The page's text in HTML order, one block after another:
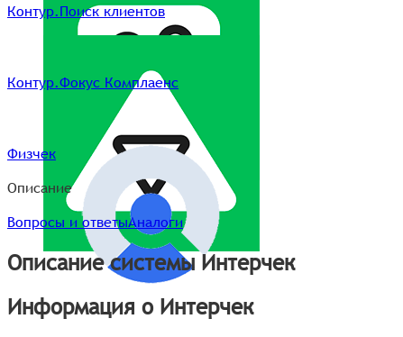
Контур.Поиск клиентов
Контур.Фокус Комплаенс
Физчек
Описание
Вопросы и ответыАналоги
Описание системы Интерчек
Информация о Интерчек